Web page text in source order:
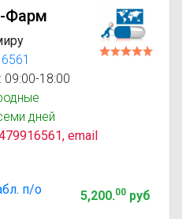
Фарм
09:00-18:00
дней
email
п/о
5,200.00руб